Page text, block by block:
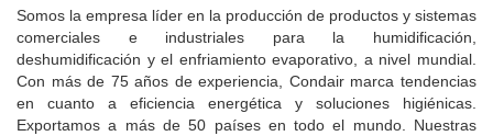
Somos la empresa líder en la producción de productos y sistemas
comerciales e industriales para la humidificación,
deshumidificación y el enfriamiento evaporativo, a nivel mundial.
Con más de 75 años de experiencia, Condair marca tendencias
en cuanto a eficiencia energética y soluciones higiénicas.
Exportamos a más de 50 países en todo el mundo. Nuestras